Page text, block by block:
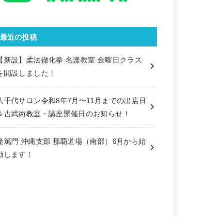
最近の投稿
新設】柔法徹化拳 名護教室 金曜日クラス
開設しました！
千代サロン令和8年7月〜11月までの出店日
古武術教室・講座開催日のお知らせ！
篤門 沖縄支部 那覇道場（南部）6月から始
します！